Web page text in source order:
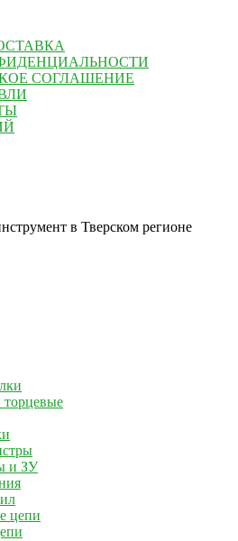
СОГЛАШЕНИЕ
в Тверском регионе
торцевые
и ЗУ
цепи